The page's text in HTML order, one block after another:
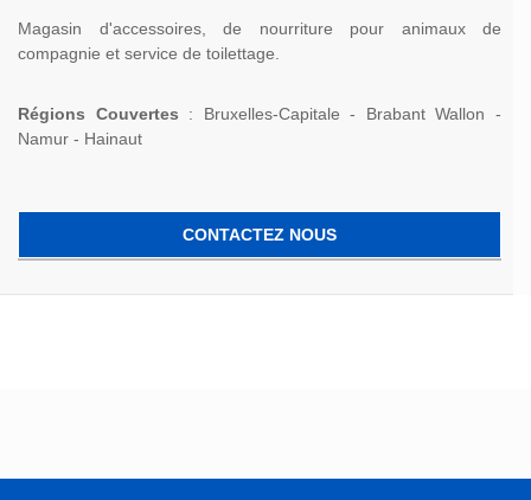
Magasin d'accessoires, de nourriture pour animaux de
compagnie et service de toilettage.
Régions Couvertes : Bruxelles-Capitale - Brabant Wallon -
Namur - Hainaut
CONTACTEZ NOUS